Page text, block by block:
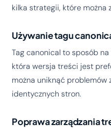
kilka strategii, które można
Używanie tagu
Tag canonical to sposób
która wersja treści jest
można uniknąć problemów
identycznych stron.
Poprawa zarządzania